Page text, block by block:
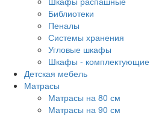
Библиотеки
Пеналы
Системы хранения
Угловые шкафы
Шкафы - комплектующие
Детская мебель
Матрасы
Матрасы на 80 см
Матрасы на 90 см